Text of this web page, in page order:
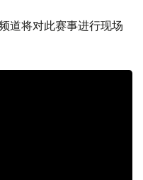
道将对此赛事进行现场